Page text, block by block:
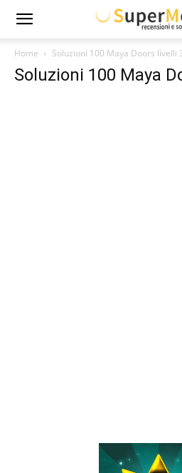
Super
Mobile
Home Soluzioni 100 Maya Doors livelli
Soluzioni 100 Maya